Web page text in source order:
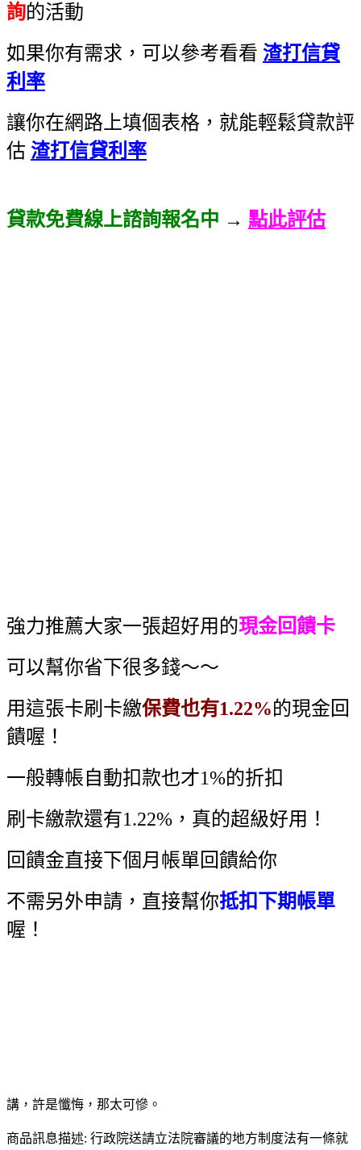
詢的活動
如果你有需求，可以參考看看 渣打信貸
利率
讓你在網路上填個表格，就能輕鬆貸款評
估 渣打信貸利率
貸款免費線上諮詢報名中 → 點此評估
強力推薦大家一張超好用的現金回饋卡
可以幫你省下很多錢～～
用這張卡刷卡繳保費也有1.22%的現金回
饋喔！
一般轉帳自動扣款也才1%的折扣
刷卡繳款還有1.22%，真的超級好用！
回饋金直接下個月帳單回饋給你
不需另外申請，直接幫你抵扣下期帳單
喔！
講，許是懺悔，那太可慘。
商品訊息描述: 行政院送請立法院審議的地方制度法有一條就